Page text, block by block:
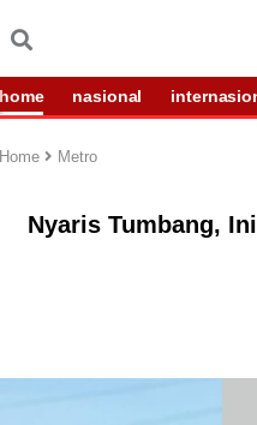
home nasional
Home Metro
Nyaris Tumbang,